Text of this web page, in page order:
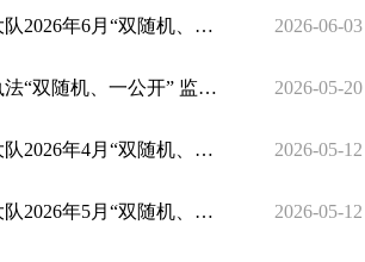
霍城县消防救援大队2026年6月“双随机、一公开”监督抽查计划 2026-06-03
霍城县卫生健康执法“双随机、一公开” 监管工作事前信息公开（2026年） 2026-05-20
霍城县消防救援大队2026年4月“双随机、一公开”监督检查工作结果公示情况 2026-05-12
霍城县消防救援大队2026年5月“双随机、一公开”监督抽查计划 2026-05-12